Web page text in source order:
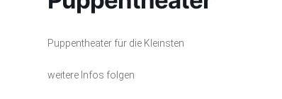
Puppentheater für die Kleinsten
weitere Infos folgen